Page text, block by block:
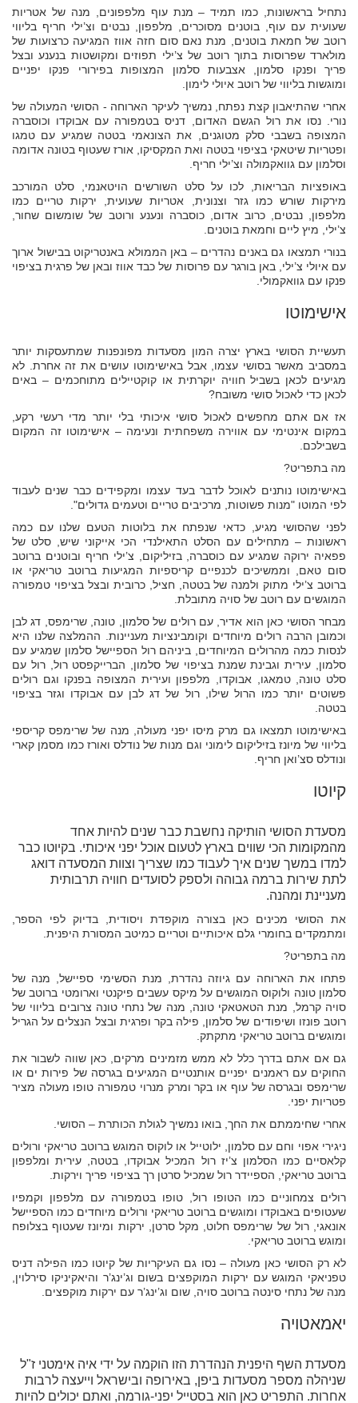
נתחיל בראשונות, כמו תמיד – מנת עוף מלפפונים, מנה של אטריות
שעועית עם עוף, בוטנים מסוכרים, מלפפון, נבטים וצ’ילי חריף בליווי
רוטב של חמאת בוטנים, מנת נאם סום חזה אווז המגיעה כרצועות של
מולארד שפרוסות בתוך רוטב של צ’ילי תפוזים ומקושטות בנענע ובצל
פריך ופנקו סלמון, אצבעות סלמון המצופות בפירורי פנקו יפניים
ומוגשות בליווי של רוטב איולי לימון.
אחרי שהתיאבון קצת נפתח, נמשיך לעיקר הארוחה - הסושי המעולה של
נורי. נסו את רול הגשם האדום, דניס בטמפורה עם אבוקדו וכוסברה
המצופה בשבבי סלק מטוגנים, את הצונאמי בטטה שמגיע עם טמגו
ופטריות שיטאקי בציפוי בטטה ואת המקסיקו, אורז שעטוף בטונה אדומה
וסלמון עם גוואקמולה וצ’ילי חריף.
באופציות הבריאות, לכו על סלט השורשים הויטאנמי, סלט המורכב
מירקות שורש כמו גזר וצנונית, אטריות שעועית, ירקות טריים כמו
מלפפון, נבטים, כרוב אדום, כוסברה ונענע ורוטב של שומשום שחור,
צ’ילי, מיץ ליים וחמאת בוטנים.
בנורי תמצאו גם באנים נהדרים – באן הממולא באנטריקוט בבישול ארוך
עם איולי צ’ילי, באן בורגר עם פרוסות של כבד אווז ובאן של פרגית בציפוי
פנקו עם גוואקמולי.
אישימוטו
תעשיית הסושי בארץ יצרה המון מסעדות מפונפנות שמתעסקות יותר
במסביב מאשר בסושי עצמו, אבל באישימוטו עושים את זה אחרת. לא
מגיעים לכאן בשביל חוויה יוקרתית או קוקטיילים מתוחכמים – באים
לכאן כדי לאכול סושי משובח?
אז אם אתם מחפשים לאכול סושי איכותי בלי יותר מדי רעשי רקע,
במקום אינטימי עם אווירה משפחתית ונעימה – אישימוטו זה המקום
בשבילכם.
מה בתפריט?
באישימוטו נותנים לאוכל לדבר בעד עצמו ומקפידים כבר שנים לעבוד
לפי המוטו "מנות פשוטות, מרכיבים טריים וטעמים גדולים".
לפני שהסושי מגיע, כדאי שנפתח את בלוטות הטעם שלנו עם כמה
ראשונות – מתחילים עם הסלט התאילנדי הכי אייקוני שיש, סלט של
פפאיה ירוקה שמגיע עם כוסברה, בזיליקום, צ’ילי חריף ובוטנים ברוטב
סום טאם, וממשיכים לכנפיים קריספיות המגיעות ברוטב טריאקי או
ברוטב צ’ילי מתוק ולמנה של בטטה, חציל, כרובית ובצל בציפוי טמפורה
המוגשים עם רוטב של סויה מתובלת.
מבחר הסושי כאן הוא אדיר, עם רולים של סלמון, טונה, שרימפס, דג לבן
וכמובן הרבה רולים מיוחדים וקומבינציות מעניינות. ההמלצה שלנו היא
לנסות כמה מהרולים המיוחדים, ביניהם רול הספיישל סלמון שמגיע עם
סלמון, עירית וגבינת שמנת בציפוי של סלמון, הברייקפסט רול, רול עם
סלט טונה, טמאגו, אבוקדו, מלפפון ועירית המצופה בפנקו וגם רולים
פשוטים יותר כמו הרול שילו, רול של דג לבן עם אבוקדו וגזר בציפוי
בטטה.
באישימוטו תמצאו גם מרק מיסו יפני מעולה, מנה של שרימפס קריספי
בליווי של מיונז בזיליקום לימוני וגם מנות של נודלס ואורז כמו מסמן קארי
ונודלס סצ’ואן חריף.
קיוטו
מסעדת הסושי הותיקה נחשבת כבר שנים להיות אחד
מהמקומות הכי שווים בארץ לטעום אוכל יפני איכותי. בקיוטו כבר
למדו במשך שנים איך לעבוד כמו שצריך וצוות המסעדה דואג
לתת שירות ברמה גבוהה ולספק לסועדים חוויה תרבותית
מעניינת ומהנה.
את הסושי מכינים כאן בצורה מוקפדת ויסודית, בדיוק לפי הספר,
ומתמקדים בחומרי גלם איכותיים וטריים כמיטב המסורת היפנית.
מה בתפריט?
פתחו את הארוחה עם גיוזה נהדרת, מנת הסשימי ספיישל, מנה של
סלמון טונה ולוקוס המוגשים על מיקס עשבים פיקנטי וארומטי ברוטב של
סויה קרמל, מנת הטאטאקי טונה, מנה של נתחי טונה צרובים בליווי של
רוטב פונזו ושיפודים של סלמון, פילה בקר ופרגית ובצל הנצלים על הגריל
ומוגשים ברוטב טריאקי מתקתק.
גם אם אתם בדרך כלל לא ממש מזמינים מרקים, כאן שווה לשבור את
החוקים עם ראמנים יפניים אותנטיים המגיעים בגרסה של פירות ים או
שרימפס ובגרסה של עוף או בקר ומרק מנרוי טמפורה טופו מעולה מציר
פטריות יפני.
אחרי שחיממתם את החך, בואו נמשיך לגולת הכותרת – הסושי.
ניגירי אפוי וחם עם סלמון, ילוטייל או לוקוס המוגש ברוטב טריאקי ורולים
קלאסיים כמו הסלמון צ’יז רול המכיל אבוקדו, בטטה, עירית ומלפפון
ברוטב טריאקי, הספיידר רול שמכיל סרטן רך בציפוי פריך וירקות.
רולים צמחוניים כמו הטופו רול, טופו בטמפורה עם מלפפון וקמפיו
שעטופים באבוקדו ומוגשים ברוטב טריאקי ורולים מיוחדים כמו הספיישל
אונאגי, רול של שרימפס חלוט, מקל סרטן, ירקות ומיונז שעטוף בצלופח
ומוגש ברוטב טריאקי.
לא רק הסושי כאן מעולה – נסו גם העיקריות של קיוטו כמו הפילה דניס
טפניאקי המוגש עם ירקות המוקפצים בשום וג’ינג’ר והיאקיניקו סירלוין,
מנה של נתחי סינטה ברוטב סויה, שום וג’ינג’ר עם ירקות מוקפצים.
יאמאטויה
מסעדת השף היפנית הנהדרת הזו הוקמה על ידי איה אימטני ז"ל
שניהלה מספר מסעדות ביפן, באירופה ובישראל וייעצה לרבות
אחרות. התפריט כאן הוא בסטייל יפני-גורמה, ואתם יכולים להיות